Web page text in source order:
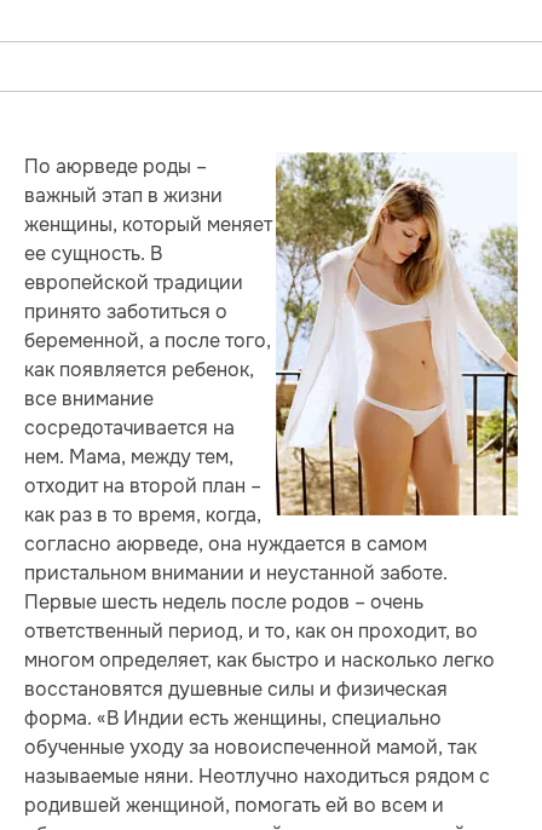
По аюрведе роды –
важный этап в жизни
женщины, который меняет
ее сущность. В
европейской традиции
принято заботиться о
беременной, а после того,
как появляется ребенок,
все внимание
сосредотачивается на
нем. Мама, между тем,
отходит на второй план –
как раз в то время, когда,
согласно аюрведе, она нуждается в самом
пристальном внимании и неустанной заботе.
Первые шесть недель после родов – очень
ответственный период, и то, как он проходит, во
многом определяет, как быстро и насколько легко
восстановятся душевные силы и физическая
форма. «В Индии есть женщины, специально
обученные уходу за новоиспеченной мамой, так
называемые няни. Неотлучно находиться рядом с
родившей женщиной, помогать ей во всем и